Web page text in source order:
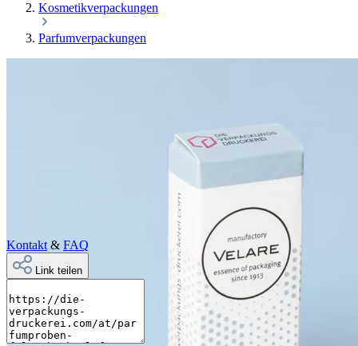
Kosmetikverpackungen
Parfumverpackungen
Kontakt & FAQ
Link teilen